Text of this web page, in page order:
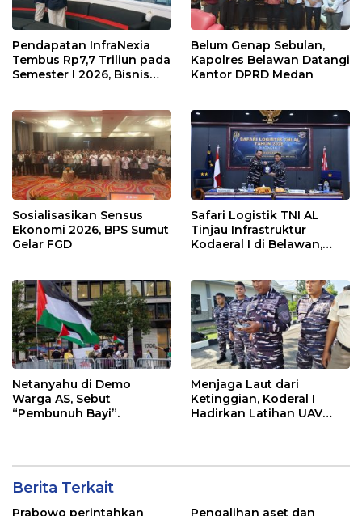
Pendapatan InfraNexia
Tembus Rp7,7 Triliun pada
Semester I 2026, Bisnis
Belum Genap Sebulan,
Kapolres Belawan Datangi
Kantor DPRD Medan
Sosialisasikan Sensus
Ekonomi 2026, BPS Sumut
Gelar FGD
Safari Logistik TNI AL
Tinjau Infrastruktur
Kodaeral I di Belawan,
Netanyahu di Demo
Warga AS, Sebut
“Pembunuh Bayi”.
Menjaga Laut dari
Ketinggian, Koderal I
Hadirkan Latihan UAV
Berita Terkait
Prabowo perintahkan
Pengalihan aset dan